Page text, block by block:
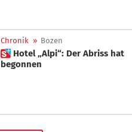
Chronik » Bozen
 Hotel „Alpi“: Der Abriss hat
begonnen